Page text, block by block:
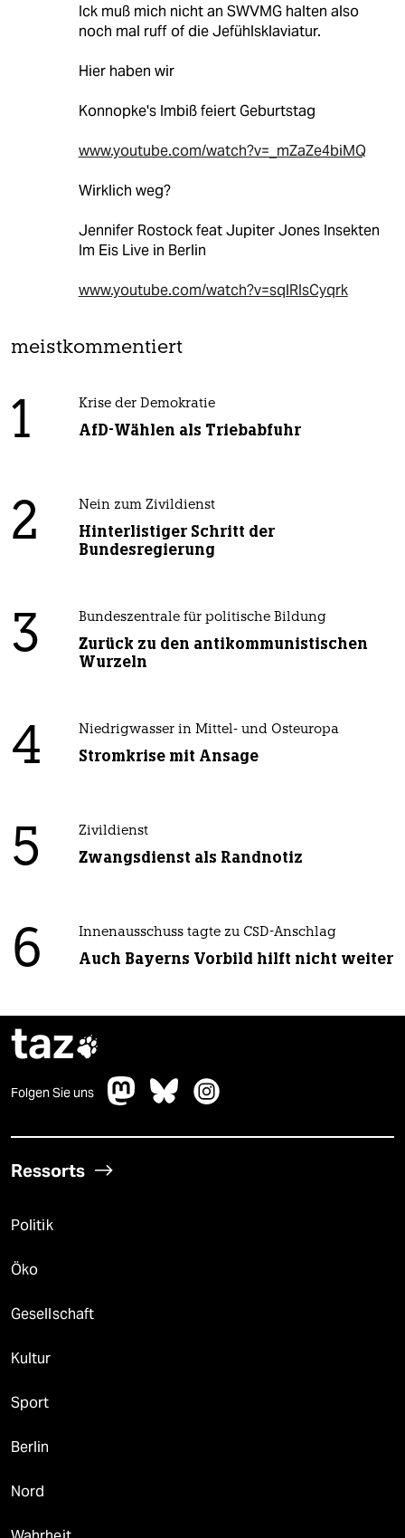
Ick muß mich nicht an SWVMG halten also
noch mal ruff of die Jefühlsklaviatur.
Hier haben wir
Konnopke's Imbiß feiert Geburtstag
www.youtube.com/watch?v=_mZaZe4biMQ
Wirklich weg?
Jennifer Rostock feat Jupiter Jones Insekten
Im Eis Live in Berlin
www.youtube.com/watch?v=sqlRIsCyqrk
meistkommentiert
1 Krise der Demokratie
AfD-Wählen als Triebabfuhr
2 Nein zum Zivildienst
Hinterlistiger Schritt der
Bundesregierung
3 Bundeszentrale für politische Bildung
Zurück zu den antikommunistischen
Wurzeln
4 Niedrigwasser in Mittel- und Osteuropa
Stromkrise mit Ansage
5 Zivildienst
Zwangsdienst als Randnotiz
6 Innenausschuss tagte zu CSD-Anschlag
Auch Bayerns Vorbild hilft nicht weiter
taz
Folgen Sie uns
Ressorts
Politik
Öko
Gesellschaft
Kultur
Sport
Berlin
Nord